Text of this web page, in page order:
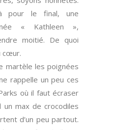
pour le final, une
« Kathleen »,
moitié. De quoi
cœur.
martèle les poignées
rappelle un peu ces
où il faut écraser
max de crocodiles
d’un peu partout.